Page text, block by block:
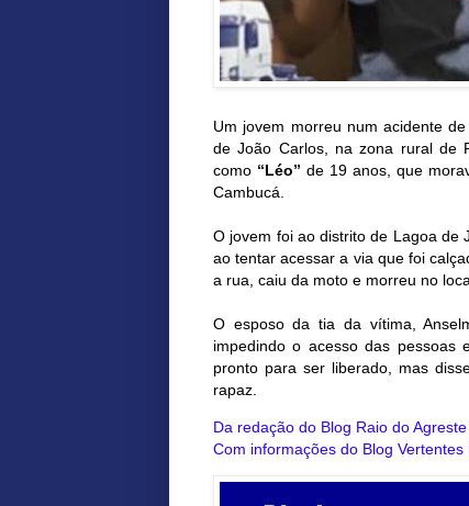
Um jovem morreu num acidente
de João Carlos, na zona rural de
como “Léo” de 19 anos, que
Cambucá.
O jovem foi ao distrito de Lagoa de
ao tentar acessar a via que foi
a rua, caiu da moto e morreu no
O esposo da tia da vítima,
impedindo o acesso das pessoas
pronto para ser liberado, mas
rapaz.
Da redação do Blog Raio do
Com informações do Blog Vertentes